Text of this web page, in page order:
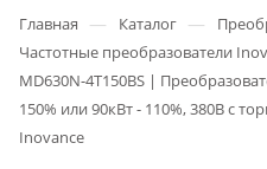
Главная — Каталог —
Частотные преобразователи
MD630N-4T150BS |
150% или 90кВт - 110%, 380В с
Inovance